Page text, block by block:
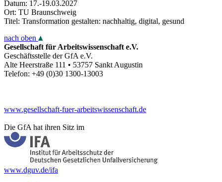
Datum: 17.-19.03.2027
Ort: TU Braunschweig
Titel: Transformation gestalten: nachhaltig, digital, gesund
nach oben
Gesellschaft für Arbeitswissenschaft e.V.
Geschäftsstelle der GfA e.V.
Alte Heerstraße 111 • 53757 Sankt Augustin
Telefon: +49 (0)30 1300-13003
www.gesellschaft-fuer-arbeitswissenschaft.de
Die GfA hat ihren Sitz im
www.dguv.de/ifa